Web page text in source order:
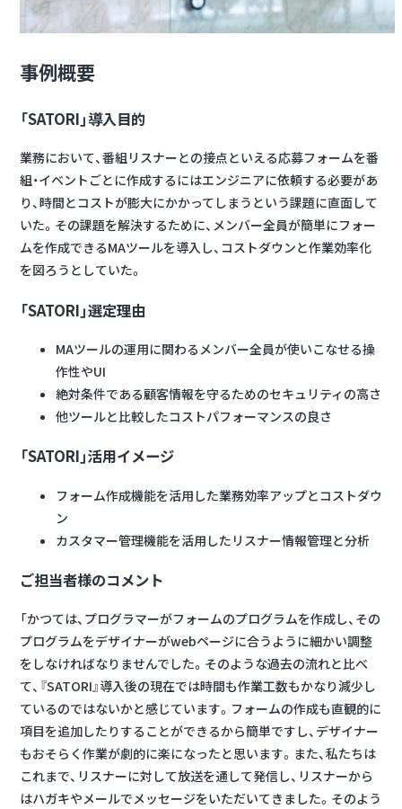
事例概要
「SATORI」導入目的
業務において、番組リスナーとの接点といえる応募フォームを番
組・イベントごとに作成するにはエンジニアに依頼する必要があ
り、時間とコストが膨大にかかってしまうという課題に直面して
いた。その課題を解決するために、メンバー全員が簡単にフォー
ムを作成できるMAツールを導入し、コストダウンと作業効率化
を図ろうとしていた。
「SATORI」選定理由
MAツールの運用に関わるメンバー全員が使いこなせる操
作性やUI
絶対条件である顧客情報を守るためのセキュリティの高さ
他ツールと比較したコストパフォーマンスの良さ
「SATORI」活用イメージ
フォーム作成機能を活用した業務効率アップとコストダウ
ン
カスタマー管理機能を活用したリスナー情報管理と分析
ご担当者様のコメント
「かつては、プログラマーがフォームのプログラムを作成し、その
プログラムをデザイナーがwebページに合うように細かい調整
をしなければなりませんでした。そのような過去の流れと比べ
て、『SATORI』導入後の現在では時間も作業工数もかなり減少し
ているのではないかと感じています。フォームの作成も直観的に
項目を追加したりすることができるから簡単ですし、デザイナー
もおそらく作業が劇的に楽になったと思います。また、私たちは
これまで、リスナーに対して放送を通して発信し、リスナーから
はハガキやメールでメッセージをいただいてきました。そのよう